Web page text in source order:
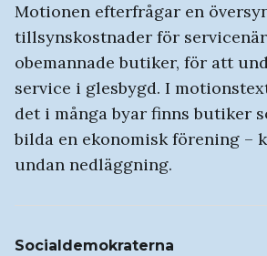
Motionen efterfrågar en
tillsynskostnader för
obemannade butiker, för att
service i glesbygd. I
det i många byar finns butiker
bilda en ekonomisk förening –
undan nedläggning.
Socialdemokraterna